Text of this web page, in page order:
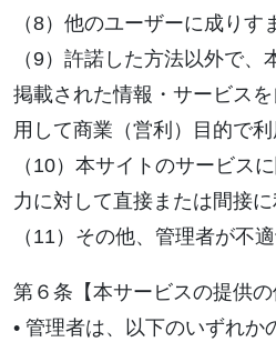
（8）他のユーザーに成りす
（9）許諾した方法以外で
掲載された情報・サービス
用して商業（営利）目的で
（10）本サイトのサービス
力に対して直接または間接
（11）その他、管理者が不
第６条【本サービスの提供の
• 管理者は、以下のいずれか